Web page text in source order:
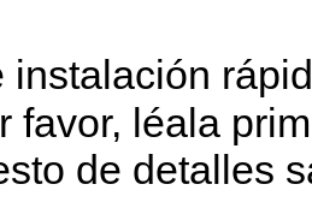
instalación
favor, léala
de detalles